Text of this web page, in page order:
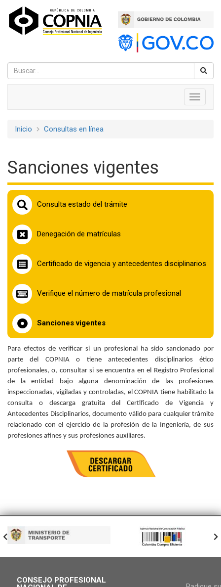
Pasar
contenido
Toggle
enlaces
de
ayuda
a
la
navegación
Inicio Consultas en línea
Sanciones vigentes
Consulta estado del trámite
Denegación de matrículas
Certificado de vigencia y antecedentes disciplinarios
Verifique el número de matrícula profesional
Sanciones vigentes
Para efectos de verificar si un profesional ha sido sancionado por
parte del COPNIA o tiene antecedentes disciplinarios ético
profesionales, o, consultar si se encuentra en el Registro Profesional
de la entidad bajo alguna denominación de las profesiones
inspeccionadas, vigiladas y controladas, el COPNIA tiene habilitado la
consulta o descarga gratuita del Certificado de Vigencia y
Antecedentes Disciplinarios, documento válido para cualquier trámite
relacionado con el ejercicio de la profesión de la Ingeniería, de sus
profesiones afines y sus profesiones auxiliares.
CONSEJO PROFESIONAL